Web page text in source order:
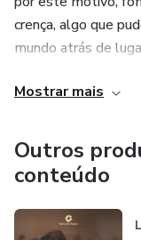
crença, algo que
mundo atrás de
pontos restantes.
as melhores do
muito; em como
importante, a
Estamos sempre
Mostrar mais
Outros
conteúdo